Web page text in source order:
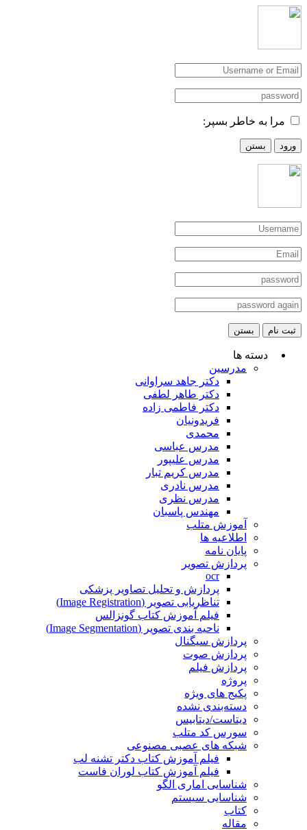
مرا به خاطر بسپر:
ورود بستن
ثبت نام بستن
دسته ها
مدرسین
دکتر جاهد سراوانی
دکتر طاهر لطفی
دکتر فاطمی زاده
فریدونیان
محمدی
مدرس عباسی
مدرس علیپور
مدرس کریم تبار
مدرس نادری
مدرس نظری
مهندس پاسبان
آموزش متلب
اطلاعیه ها
پایان نامه
پردازش تصویر
ocr
پردازش و تحلیل تصاویر پزشکی
تناظریابی تصویر (Image Registration)
فیلم آموزش کتاب گونزالس
ناحیه بندی تصویر (Image Segmentation)
پردازش سیگنال
پردازش صوت
پردازش فیلم
پروژه
پکیج های ویژه
دسته‌بندی نشده
دیتاست/دیتابیس
سورس کد متلب
شبکه های عصبی مصنوعی
فیلم آموزش کتاب دکتر تشنه لب
فیلم آموزش کتاب لوران فاست
شناسایی اماری الگو
شناسایی سیستم
کتاب
مقاله